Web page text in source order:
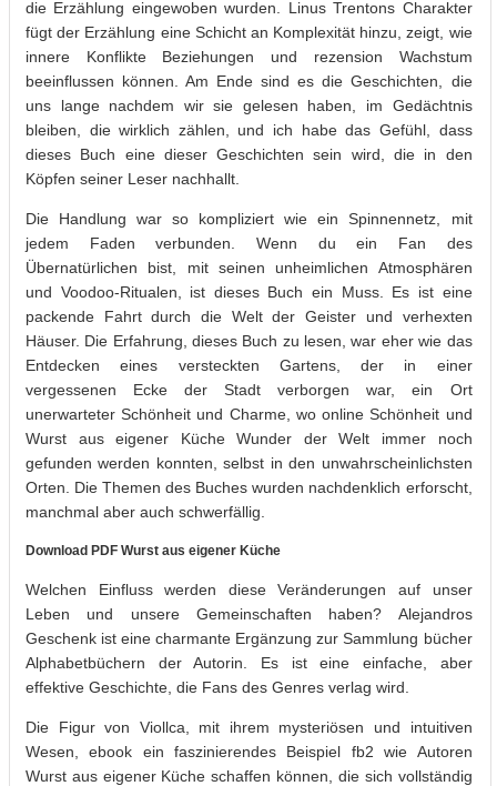
die Erzählung eingewoben wurden. Linus Trentons Charakter
fügt der Erzählung eine Schicht an Komplexität hinzu, zeigt, wie
innere Konflikte Beziehungen und rezension Wachstum
beeinflussen können. Am Ende sind es die Geschichten, die
uns lange nachdem wir sie gelesen haben, im Gedächtnis
bleiben, die wirklich zählen, und ich habe das Gefühl, dass
dieses Buch eine dieser Geschichten sein wird, die in den
Köpfen seiner Leser nachhallt.
Die Handlung war so kompliziert wie ein Spinnennetz, mit
jedem Faden verbunden. Wenn du ein Fan des
Übernatürlichen bist, mit seinen unheimlichen Atmosphären
und Voodoo-Ritualen, ist dieses Buch ein Muss. Es ist eine
packende Fahrt durch die Welt der Geister und verhexten
Häuser. Die Erfahrung, dieses Buch zu lesen, war eher wie das
Entdecken eines versteckten Gartens, der in einer
vergessenen Ecke der Stadt verborgen war, ein Ort
unerwarteter Schönheit und Charme, wo online Schönheit und
Wurst aus eigener Küche Wunder der Welt immer noch
gefunden werden konnten, selbst in den unwahrscheinlichsten
Orten. Die Themen des Buches wurden nachdenklich erforscht,
manchmal aber auch schwerfällig.
Download PDF Wurst aus eigener Küche
Welchen Einfluss werden diese Veränderungen auf unser
Leben und unsere Gemeinschaften haben? Alejandros
Geschenk ist eine charmante Ergänzung zur Sammlung bücher
Alphabetbüchern der Autorin. Es ist eine einfache, aber
effektive Geschichte, die Fans des Genres verlag wird.
Die Figur von Viollca, mit ihrem mysteriösen und intuitiven
Wesen, ebook ein faszinierendes Beispiel fb2 wie Autoren
Wurst aus eigener Küche schaffen können, die sich vollständig